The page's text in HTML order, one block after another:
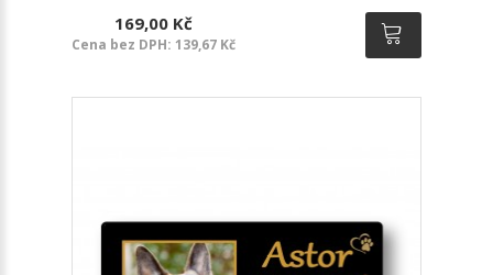
169,00 Kč
Cena bez DPH: 139,67 Kč